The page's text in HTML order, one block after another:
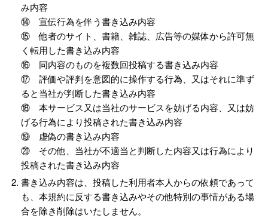
み内容
⑭ 宣伝行為を伴う書き込み内容
⑮ 他者のサイト、書籍、雑誌、広告等の媒体から許可無
く転用した書き込み内容
⑯ 同内容のものを複数回投稿する書き込み内容
⑰ 評価や評判を意図的に操作する行為、又はそれに準ず
ると当社が判断した書き込み内容
⑱ 本サービス又は当社のサービスを妨げる内容、又は妨
げる行為により投稿された書き込み内容
⑲ 虚偽の書き込み内容
⑳ その他、当社が不適当と判断した内容又は行為により
投稿された書き込み内容
書き込み内容は、投稿した利用者本人からの依頼であって
も、本規約に反する書き込みやその他特別の事情がある場
合を除き削除はいたしません。